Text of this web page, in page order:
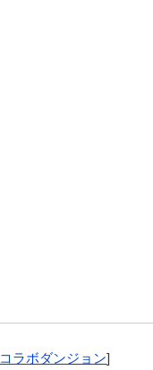
コラボダンジョン]